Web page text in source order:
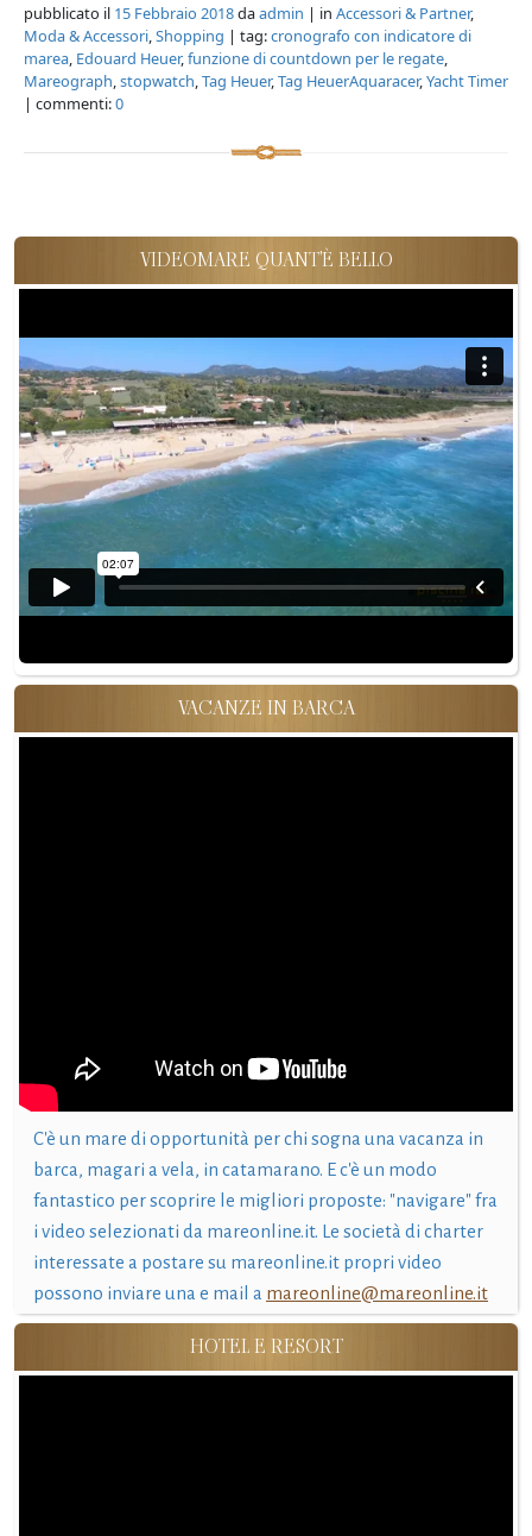
pubblicato il 15 Febbraio 2018daadmin | in Accessori & Partner,
Moda & Accessori,Shopping | tag:cronografo con indicatore di
marea, Edouard Heuer,funzione di countdown per le regate,
Mareograph,stopwatch,Tag Heuer,Tag HeuerAquaracer,Yacht Timer
| commenti:0
VIDEOMARE QUANT'È BELLO
VACANZE IN BARCA
C'è un mare di opportunità per chi sogna una vacanza in
barca, magari a vela, in catamarano. E c'è un modo
fantastico per scoprire le migliori proposte: "navigare" fra
i video selezionati da mareonline.it. Le società di charter
interessate a postare su mareonline.it propri video
possono inviare una e mail a mareonline@mareonline.it
HOTEL E RESORT